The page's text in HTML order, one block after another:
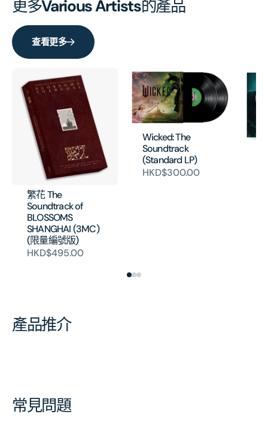
列:
極
品
珍
的
數
量
藏
的
量
更多Various Artists的產品
查看更多
繁花 The
Soundtrack of
BLOSSOMS
SHANGHAI (3MC)
(限量編號版)
HKD$495.00
Wicked: The
Soundtrack
(Standard LP)
HKD$300.00
產品推介
常見問題